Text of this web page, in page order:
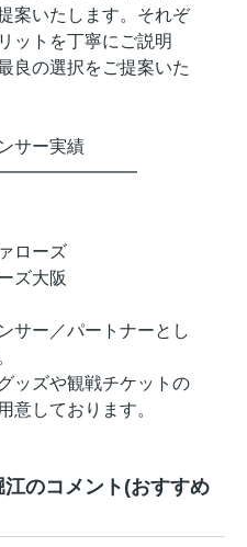
案いたします。それぞ
ットを丁寧にご説明
良の選択をご提案いた
サー実績
ローズ
ズ大阪
サー／パートナーとし
ッズや観戦チケットの
意しております。
のコメント(おすすめ